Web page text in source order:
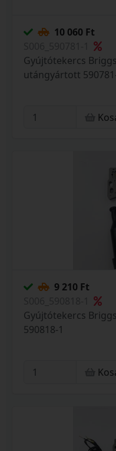
10 060 Ft
Gyújtótekercs
utángyártott
9 210 Ft
Gyújtótekercs
590818-1